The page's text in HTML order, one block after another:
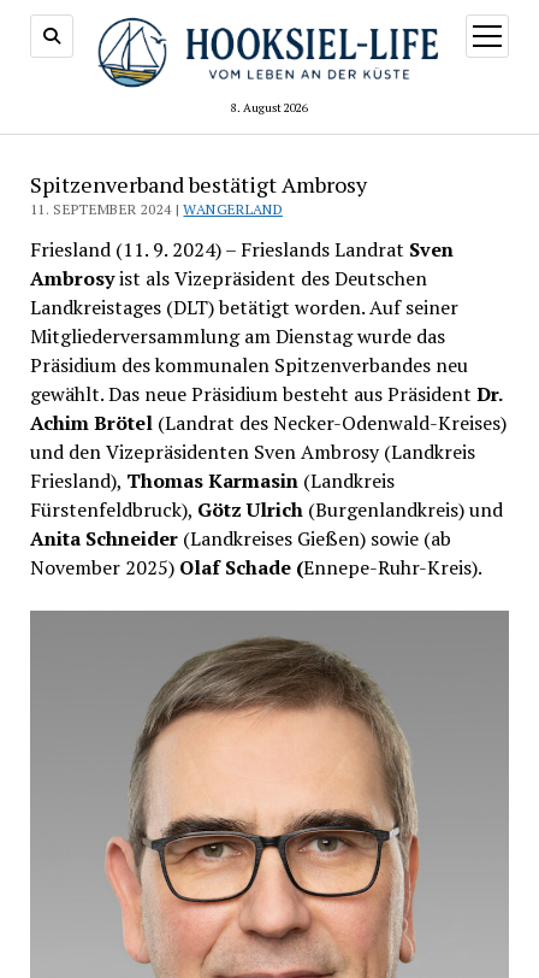
8. August 2026
Menü
öffnen
Spitzenverband bestätigt Ambrosy
11. SEPTEMBER 2024 |WANGERLAND
Friesland (11. 9. 2024) – Frieslands Landrat Sven
Ambrosyist als Vizepräsident des Deutschen
Landkreistages (DLT) betätigt worden. Auf seiner
Mitgliederversammlung am Dienstag wurde das
Präsidium des kommunalen Spitzenverbandes neu
gewählt. Das neue Präsidium besteht aus Präsident Dr.
Achim Brötel (Landrat des Necker-Odenwald-Kreises)
und den Vizepräsidenten Sven Ambrosy (Landkreis
Friesland), Thomas Karmasin(Landkreis
Fürstenfeldbruck), Götz Ulrich (Burgenlandkreis) und
Anita Schneider (Landkreises Gießen) sowie (ab
November 2025)Olaf Schade (Ennepe-Ruhr-Kreis).